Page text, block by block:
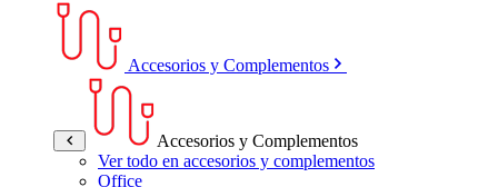
Accesorios y Complementos
Accesorios y Complementos
Ver todo en accesorios y complementos
Office